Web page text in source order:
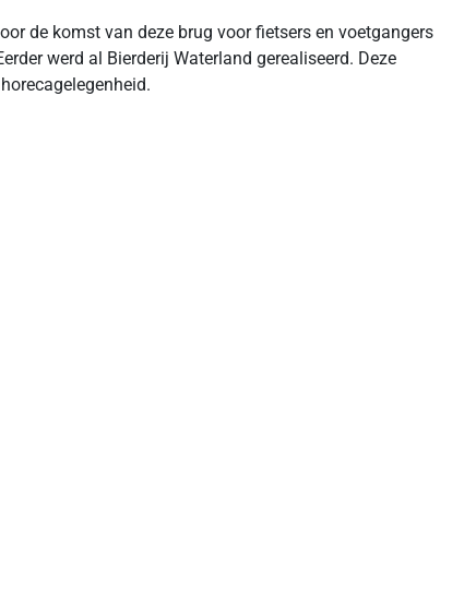
de komst van deze brug voor fietsers en voetgangers
werd al Bierderij Waterland gerealiseerd. Deze